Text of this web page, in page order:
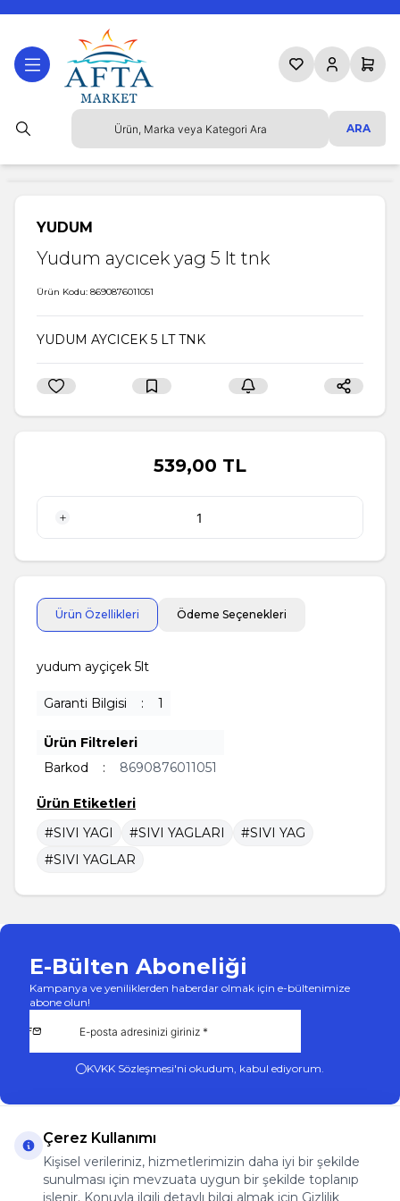
ARA
Favorilerim
HesabımSepetim
YUDUM
Yudum aycıcek yag 5 lt tnk
Ürün Kodu: 8690876011051
YUDUM AYCICEK 5 LT TNK
539,00 TL
Ürün Özellikleri Ödeme Seçenekleri
yudum ayçiçek 5lt
Garanti Bilgisi : 1
Ürün Filtreleri
Barkod
: 8690876011051
Ürün Etiketleri
#SIVI YAGI
#SIVI YAGLARI
#SIVI YAG
#SIVI YAGLAR
E-Bülten Aboneliği
Kampanya ve yeniliklerden haberdar olmak için e-bültenimize
abone olun!
KVKK Sözleşmesi'ni okudum, kabul ediyorum.
App StorePlay Store
FacebookInstagram
Çerez Kullanımı
Kişisel verileriniz, hizmetlerimizin daha iyi bir şekilde
sunulması için mevzuata uygun bir şekilde toplanıp
işlenir. Konuyla ilgili detaylı bilgi almak için Gizlilik